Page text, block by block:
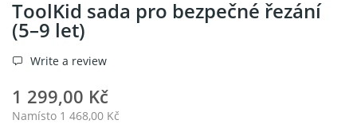
ToolKid sada pro bezpečné řezání
(5–9 let)
Write a review
1 299,00 Kč
Namísto 1 468,00 Kč